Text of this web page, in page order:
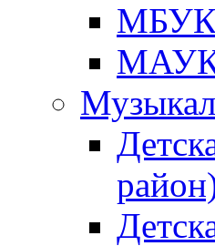
МБУК
МАУК